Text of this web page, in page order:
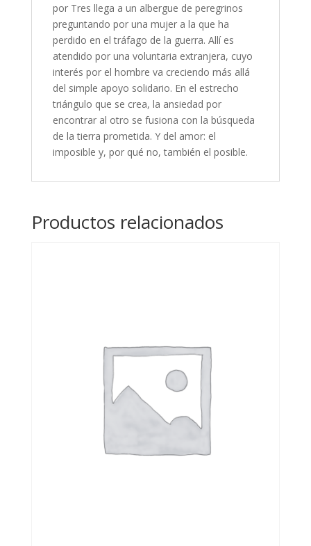
por Tres llega a un albergue de peregrinos
preguntando por una mujer a la que ha
perdido en el tráfago de la guerra. Allí es
atendido por una voluntaria extranjera, cuyo
interés por el hombre va creciendo más allá
del simple apoyo solidario. En el estrecho
triángulo que se crea, la ansiedad por
encontrar al otro se fusiona con la búsqueda
de la tierra prometida. Y del amor: el
imposible y, por qué no, también el posible.
Productos relacionados